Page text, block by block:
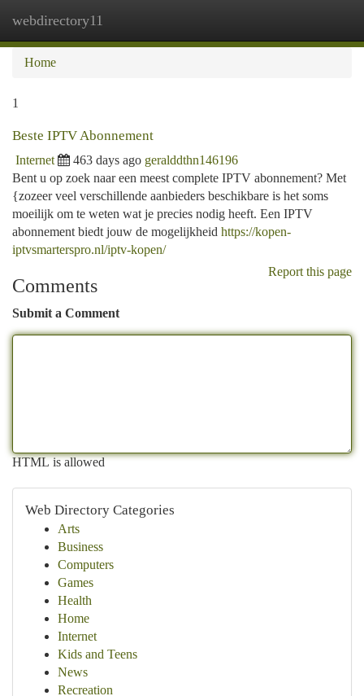
webdirectory11
Home
1
Beste IPTV Abonnement
Internet 463 days ago geralddthn146196
Bent u op zoek naar een meest complete IPTV abonnement? Met
{zozeer veel verschillende aanbieders beschikbare is het soms
moeilijk om te weten wat je precies nodig heeft. Een IPTV
abonnement biedt jouw de mogelijkheid https://kopen-
iptvsmarterspro.nl/iptv-kopen/
Report this page
Comments
Submit a Comment
HTML is allowed
Web Directory Categories
Arts
Business
Computers
Games
Health
Home
Internet
Kids and Teens
News
Recreation